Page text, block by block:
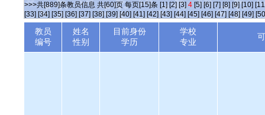
>>>共[889]条教员信息 共[60]页 每页[15]条 [1] [2] [3] 4 [5] [6] [7] [8] [9] [10]
[33] [34] [35] [36] [37] [38] [39] [40] [41] [42] [43] [44] [45] [46] [47] [48] [49]
教员
编号
姓名
性别
目前身份
学历
学校
专业